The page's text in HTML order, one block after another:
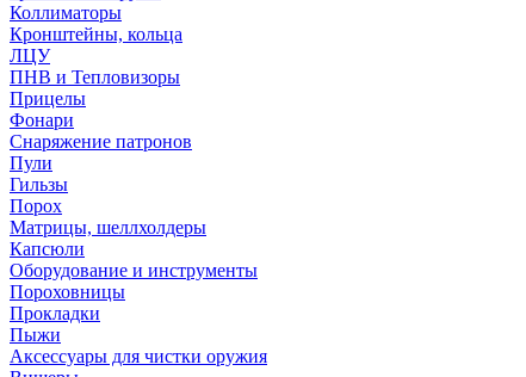
Коллиматоры
Кронштейны, кольца
ЛЦУ
ПНВ и Тепловизоры
Прицелы
Фонари
Снаряжение патронов
Пули
Гильзы
Порох
Матрицы, шеллхолдеры
Капсюли
Оборудование и инструменты
Пороховницы
Прокладки
Пыжи
Аксессуары для чистки оружия